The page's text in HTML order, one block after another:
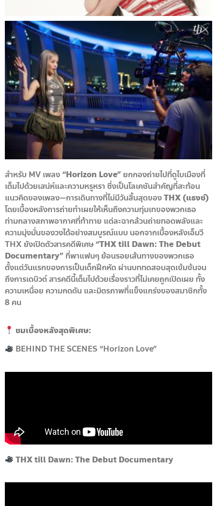
สำหรับ MV เพลง “Horizon Love”ยกกองถ่ายไปที่ดูไบเมืองที่
เต็มไปด้วยเสน่ห์และความหรูหรา ซึ่งเป็นโลเคชันสำคัญที่สะท้อน
แนวคิดของเพลง—การเดินทางที่ไม่มีวันสิ้นสุดของTHX (แธงซ์)
โดยเบื้องหลังการถ่ายทำเผยให้เห็นถึงความทุ่มเทของพวกเธอ
ท่ามกลางสภาพอากาศที่ท้าทาย แต่ละฉากล้วนถ่ายทอดพลังและ
ความมุ่งมั่นของวงได้อย่างสมบูรณ์แบบ นอกจากเบื้องหลังเอ็มวี
THX ยังเปิดตัวสารคดีพิเศษ “THX till Dawn: The Debut
Documentary” ที่พาแฟนๆ ย้อนรอยเส้นทางของพวกเธอ
ตั้งแต่วันแรกของการเป็นเด็กฝึกหัด ผ่านบททดสอบสุดเข้มข้นจน
ถึงการเดบิวต์ สารคดีนี้เต็มไปด้วยเรื่องราวที่ไม่เคยถูกเปิดเผย ทั้ง
ความเหนื่อย ความกดดัน และมิตรภาพที่แข็งแกร่งของสมาชิกทั้ง
8 คน
ชมเบื้องหลังสุดพิเศษ:
BEHIND THE SCENES “Horizon Love”
THX till Dawn: The Debut Documentary